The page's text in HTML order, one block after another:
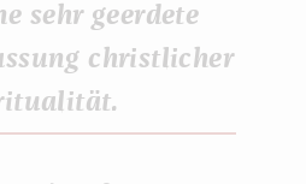
sehr geerdete
christlicher